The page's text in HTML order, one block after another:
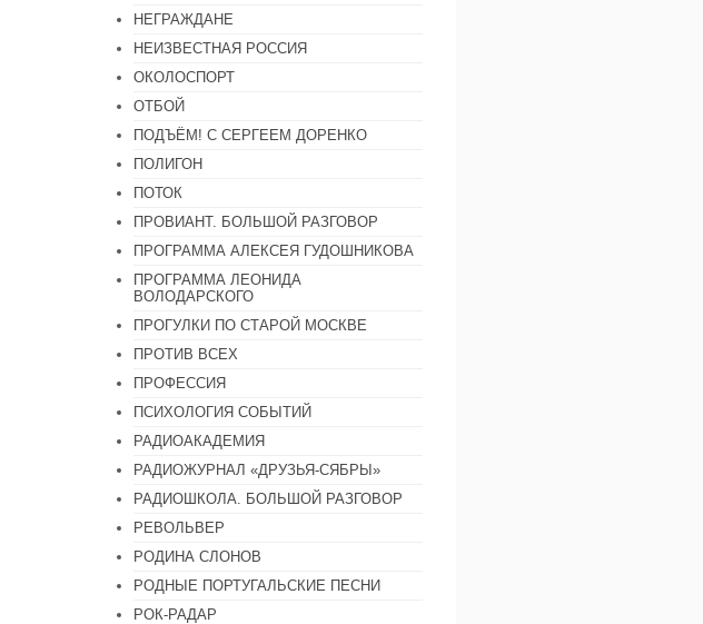
НЕГРАЖДАНЕ
НЕИЗВЕСТНАЯ РОССИЯ
ОКОЛОСПОРТ
ОТБОЙ
ПОДЪЁМ! С СЕРГЕЕМ ДОРЕНКО
ПОЛИГОН
ПОТОК
ПРОВИАНТ. БОЛЬШОЙ РАЗГОВОР
ПРОГРАММА АЛЕКСЕЯ ГУДОШНИКОВА
ПРОГРАММА ЛЕОНИДА
ВОЛОДАРСКОГО
ПРОГУЛКИ ПО СТАРОЙ МОСКВЕ
ПРОТИВ ВСЕХ
ПРОФЕССИЯ
ПСИХОЛОГИЯ СОБЫТИЙ
РАДИОАКАДЕМИЯ
РАДИОЖУРНАЛ «ДРУЗЬЯ-СЯБРЫ»
РАДИОШКОЛА. БОЛЬШОЙ РАЗГОВОР
РЕВОЛЬВЕР
РОДИНА СЛОНОВ
РОДНЫЕ ПОРТУГАЛЬСКИЕ ПЕСНИ
РОК-РАДАР